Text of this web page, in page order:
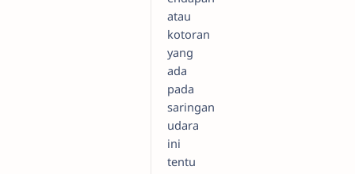
atau
kotoran
yang
ada
pada
saringan
udara
ini
tentu